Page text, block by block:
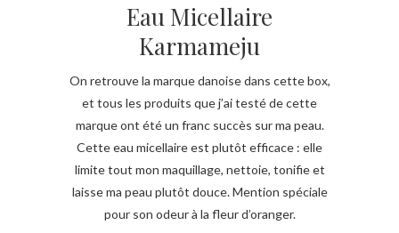
Eau Micellaire
Karmameju
On retrouve la marque danoise dans cette box,
et tous les produits que j’ai testé de cette
marque ont été un franc succès sur ma peau.
Cette eau micellaire est plutôt efficace : elle
limite tout mon maquillage, nettoie, tonifie et
laisse ma peau plutôt douce. Mention spéciale
pour son odeur à la fleur d’oranger.